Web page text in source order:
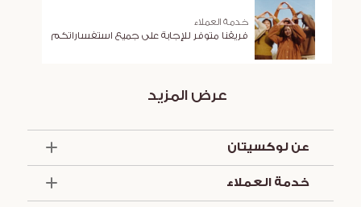
خدمة العملاء
فريقنا متوفر للإجابة على جميع استفساراتكم
عرض المزيد
عن لوكسيتان
خدمة العملاء